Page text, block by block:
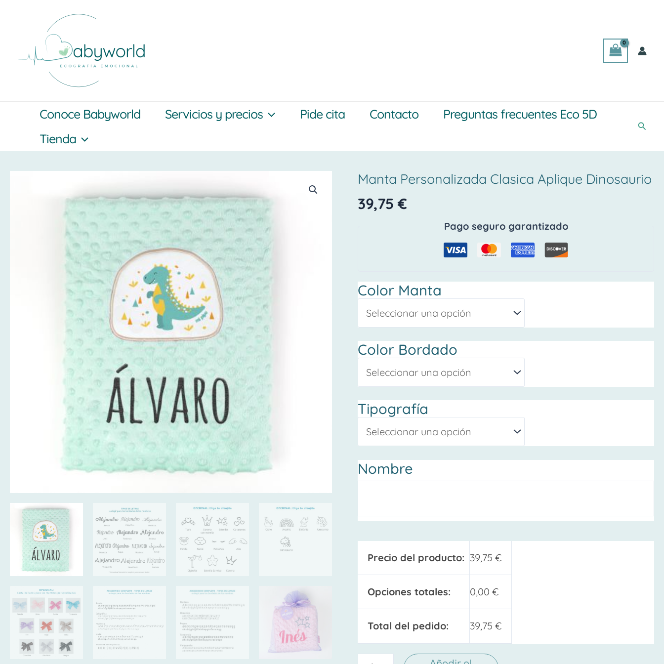
contenido
Conoce Babyworld Servicios y precios Pide cita Contacto
Preguntas frecuentes Eco 5D
Tienda
Manta Personalizada Clasica Aplique Dinosaurio
39,75€
Pago seguro garantizado
Color Manta
Color Bordado
Tipografía
Nombre
Precio del producto: 39,75€
Opciones totales: 0,00€
Total del pedido: 39,75€
Manta
personalizada
cantidad